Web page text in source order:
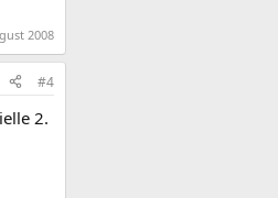
2008
#4
2.